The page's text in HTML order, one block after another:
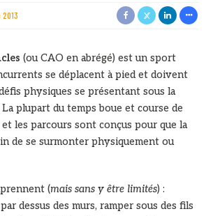
(ou CAO en abrégé) est un sport
se déplacent à pied et doivent
physiques se présentant sous la
La plupart du temps boue et course de
les parcours sont conçus pour que la
de se surmonter physiquement ou
(mais sans y être limités) :
dessus des murs, ramper sous des fils